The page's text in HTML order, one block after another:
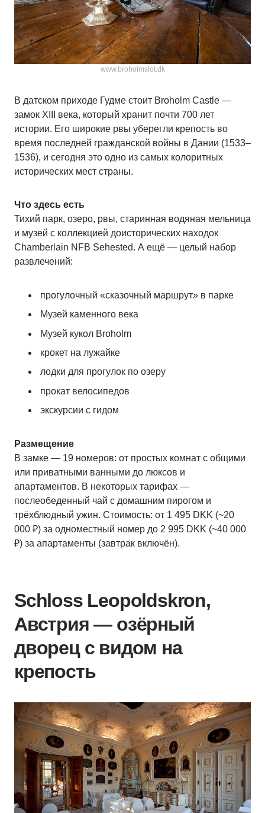
www.broholmslot.dk
В датском приходе Гудме стоит Broholm Castle —
замок XIII века, который хранит почти 700 лет
истории. Его широкие рвы уберегли крепость во
время последней гражданской войны в Дании (1533–
1536), и сегодня это одно из самых колоритных
исторических мест страны.
Что здесь есть
Тихий парк, озеро, рвы, старинная водяная мельница
и музей с коллекцией доисторических находок
Chamberlain NFB Sehested. А ещё — целый набор
развлечений:
прогулочный «сказочный маршрут» в парке
Музей каменного века
Музей кукол Broholm
крокет на лужайке
лодки для прогулок по озеру
прокат велосипедов
экскурсии с гидом
Размещение
В замке — 19 номеров: от простых комнат с общими
или приватными ванными до люксов и
апартаментов. В некоторых тарифах —
послеобеденный чай с домашним пирогом и
трёхблюдный ужин. Стоимость: от 1 495 DKK (~20
000 ₽) за одноместный номер до 2 995 DKK (~40 000
₽) за апартаменты (завтрак включён).
Schloss Leopoldskron,
Австрия — озёрный
дворец с видом на
крепость